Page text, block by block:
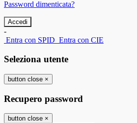
Password dimenticata?
-
Entra con SPID Entra con CIE
Seleziona utente
button close ×
Recupero password
button close ×